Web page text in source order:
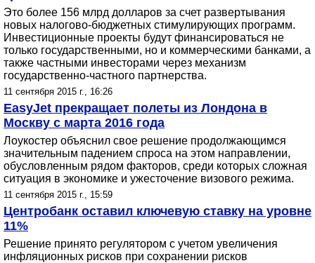
Это более 156 млрд долларов за счет развертывания
новых налогово-бюджетных стимулирующих программ.
Инвестиционные проекты будут финансироваться не
только государственными, но и коммерческими банками, а
также частными инвесторами через механизм
государственно-частного партнерства.
11 сентября 2015 г., 16:26
EasyJet прекращает полеты из Лондона в
Москву с марта 2016 года
Лоукостер объяснил свое решение продолжающимся
значительным падением спроса на этом направлении,
обусловленным рядом факторов, среди которых сложная
ситуация в экономике и ужесточение визового режима.
11 сентября 2015 г., 15:59
Центробанк оставил ключевую ставку на уровне
11%
Решение принято регулятором с учетом увеличения
инфляционных рисков при сохранении рисков